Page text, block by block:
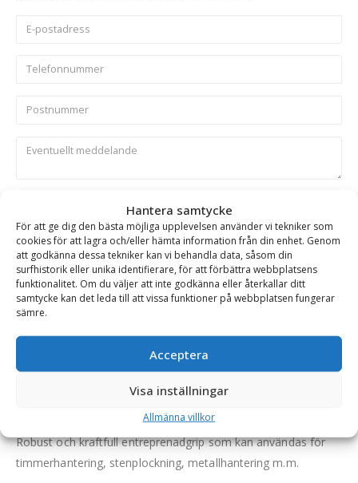
Hantera samtycke
För att ge dig den bästa möjliga upplevelsen använder vi tekniker som
cookies för att lagra och/eller hämta information från din enhet. Genom
att godkänna dessa tekniker kan vi behandla data, såsom din
surfhistorik eller unika identifierare, för att förbättra webbplatsens
funktionalitet. Om du väljer att inte godkänna eller återkallar ditt
samtycke kan det leda till att vissa funktioner på webbplatsen fungerar
sämre.
Acceptera
Visa inställningar
Allmänna villkor
Se alla produkter inom samma kategori
Entreprenadgripar
BESKRIVNING
Entreprenadgrip – fäste S30/180, griparea 0,14 m2, max
lyftförmåga 1000 kg, vikt 68 kg
Robust och kraftfull entreprenadgrip som kan användas för
timmerhantering, stenplockning, metallhantering m.m.